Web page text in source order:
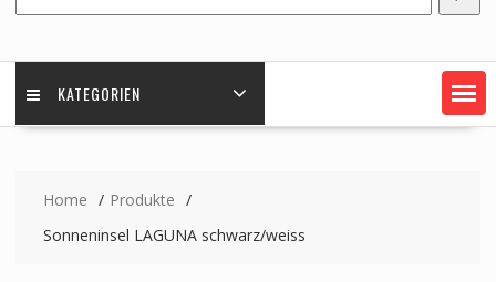
KATEGORIEN
Home
Produkte
Sonneninsel LAGUNA schwarz/weiss